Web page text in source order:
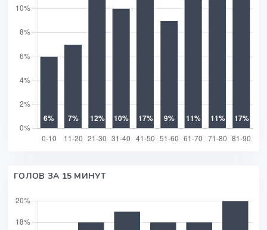
ГОЛОВ ЗА 15 МИНУТ